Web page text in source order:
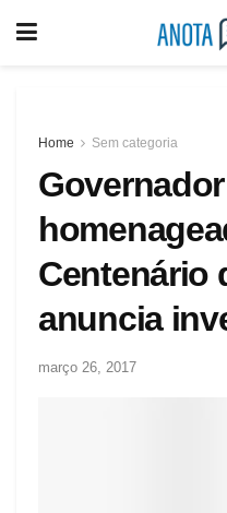
Home Sem categoria
Centenário
anuncia
março 26, 2017